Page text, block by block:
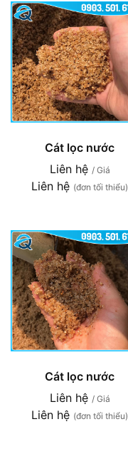
Cát lọc nước
Liên hệ / Giá
Liên hệ (đơn tối thiểu)
Cát lọc nước
Liên hệ / Giá
Liên hệ (đơn tối thiểu)